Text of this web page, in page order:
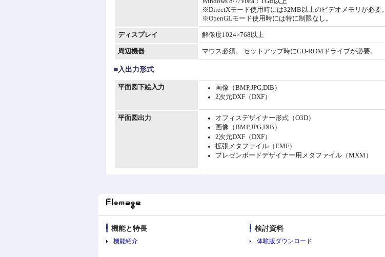
※DirectXモード使用時には32MB以上のビデオメモリが必要。
※OpenGLモード使用時には特に制限なし。
ディスプレイ 解像度1024×768以上
周辺機器 マウス必須。 セットアップ時にCD-ROMドライブが必要。
■入出力形式
平面図下絵入力
画像（BMP,JPG,DIB）
2次元DXF（DXF）
平面図出力
オフィスデザイナー形式（O3D）
画像（BMP,JPG,DIB）
2次元DXF（DXF）
拡張メタファイル（EMF）
プレゼンボードデザイナー用メタファイル（MXM）
機能と特長
機能紹介
検討資料
体験版ダウンロード